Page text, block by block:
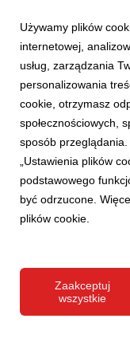
AKTUALNOŚCI
PIERWSZA
NOWYM LOGO
8 stycznia 2016
7 stycznia ruszyła
logo sieci salonów
telewizyjnej
Używamy plików
internetowej,
usług, zarządzania
personalizowania
cookie, otrzymasz
społecznościowych,
sposób
„Ustawienia plików
podstawowego
być odrzucone.
plików cookie.
Zaakceptuj
wszystkie